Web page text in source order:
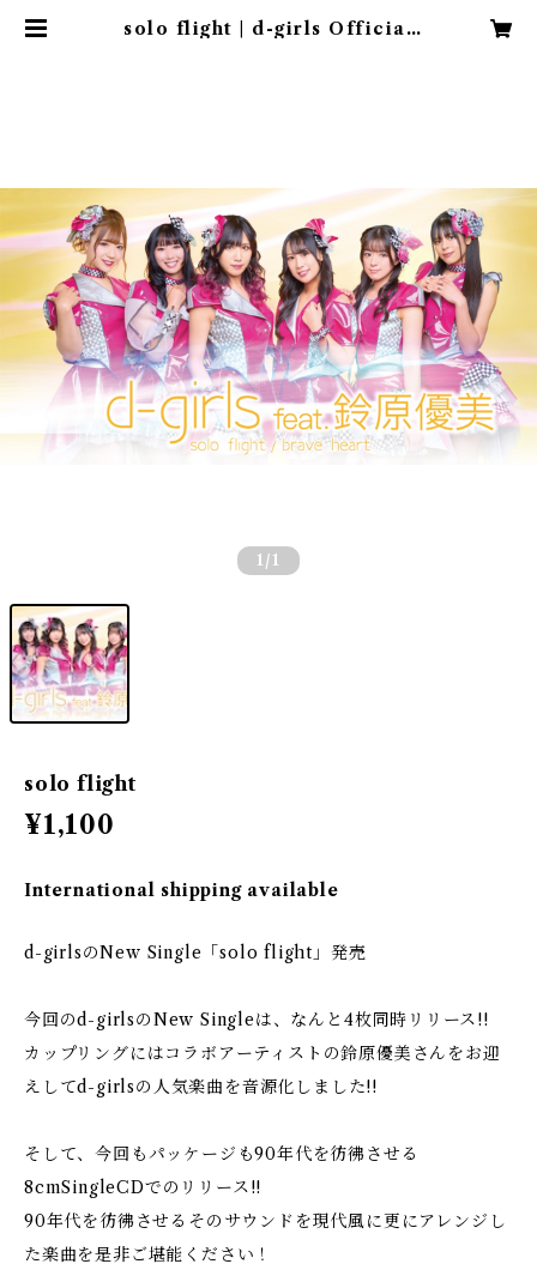
solo flight | d-girls Official
1 /1
solo flight
¥1,100
International shipping available
d-girlsのNew Single「solo flight」発売
今回のd-girlsのNew Singleは、なんと4枚同時リリース!!
カップリングにはコラボアーティストの鈴原優美さんをお迎
えしてd-girlsの人気楽曲を音源化しました!!
そして、今回もパッケージも90年代を彷彿させる
8cmSingleCDでのリリース!!
90年代を彷彿させるそのサウンドを現代風に更にアレンジし
た楽曲を是非ご堪能ください！